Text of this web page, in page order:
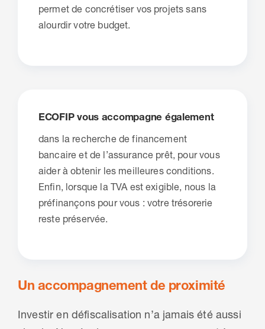
permet de concrétiser vos projets sans
alourdir votre budget.
ECOFIP vous accompagne également
dans la recherche de financement
bancaire et de l’assurance prêt, pour vous
aider à obtenir les meilleures conditions.
Enfin, lorsque la TVA est exigible, nous la
préfinançons pour vous : votre trésorerie
reste préservée.
Un accompagnement de proximité
Investir en défiscalisation n’a jamais été aussi